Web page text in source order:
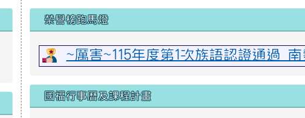
上中區域內容
榮譽榜跑馬燈
~厲害~115年度第1次族語認證通過
國福行事曆及課程計畫